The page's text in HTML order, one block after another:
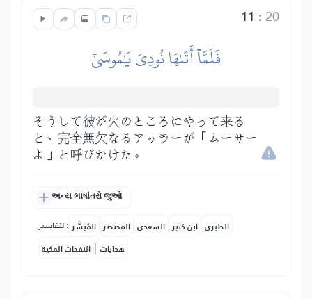
11 : 20
فَلَمَّآ أَتَىٰهَا نُودِيَ يَٰمُوسَىٰٓ
そうして彼が火のところにやって来る
と、完全無欠なるアッラーが「ムーサー
よ」と呼びかけた。
અન્ય ભાષાંતરો જુઓ
التفاسير: المُيسَّر المختصر السعدي ابن كثير الطبري
النفحات المكية | هدايات